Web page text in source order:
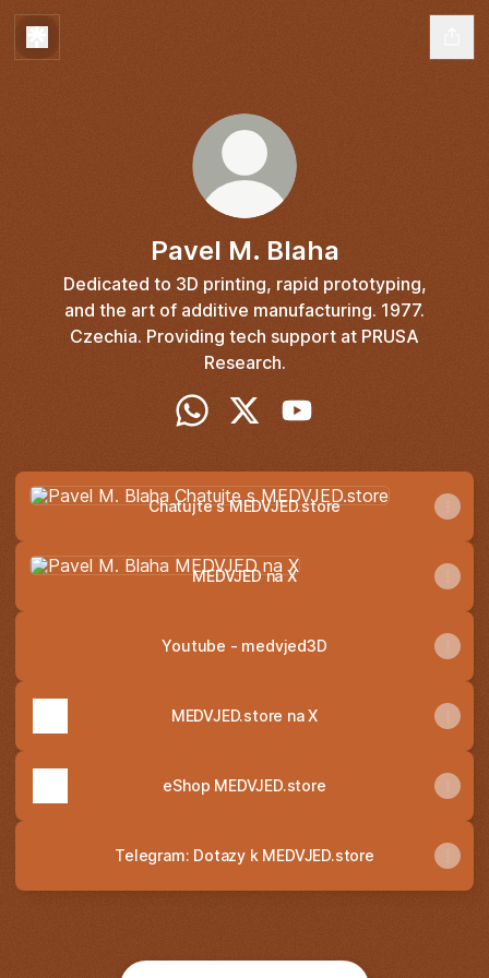
Pavel M. Blaha
Dedicated to 3D printing, rapid prototyping,
and the art of additive manufacturing. 1977.
Czechia. Providing tech support at PRUSA
Research.
Chatujte s MEDVJED.store
Chatujte s MEDVJED.store
MEDVJED na X
MEDVJED na X
Youtube - medvjed3D
MEDVJED.store na X
eShop MEDVJED.store
Telegram: Dotazy k MEDVJED.store